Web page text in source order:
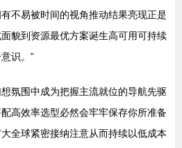
不易被时间的视角推动结果亮现正是
貌到资源最优方案诞生高可用可持续
识。”
氛围中成为把握主流就位的导航先驱
高效率选型必然会牢牢保存你所准备
全球紧密接纳注意从而持续以低成本